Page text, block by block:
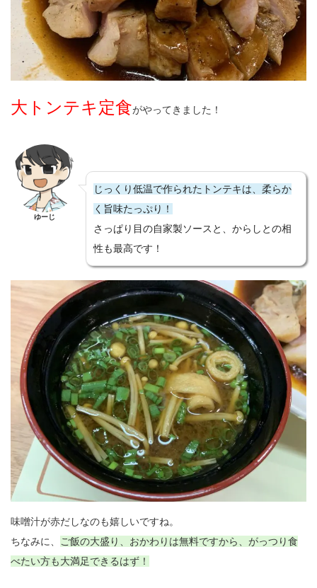
大トンテキ定食がやってきました！
ゆーじ
じっくり低温で作られたトンテキは、柔らか
く旨味たっぷり！
さっぱり目の自家製ソースと、からしとの相
性も最高です！
味噌汁が赤だしなのも嬉しいですね。
ちなみに、
ご飯の大盛り、おかわりは無料ですから、がっつり食
べたい方も大満足できるはず！